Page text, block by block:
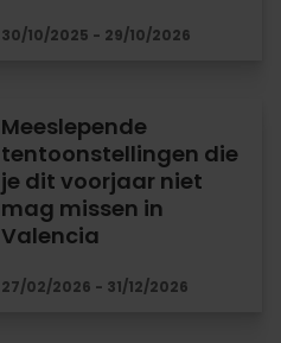
30/10/2025 - 29/10/2026
Meeslepende
tentoonstellingen die
je dit voorjaar niet
mag missen in
Valencia
27/02/2026 - 31/12/2026